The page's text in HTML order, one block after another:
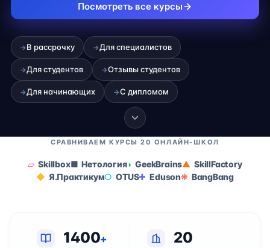
Посмотреть все курсы
→В рассрочку →Для специалистов
→Для студентов →Отзывы студентов
→Для начинающих →С дипломом
СРАВНИВАЕМ КУРСЫ 20 ОНЛАЙН-ШКОЛ
Skillbox Нетология GeekBrains
SkillFactory
Я.Практикум
OTUS Eduson BangBang
1400+ 20